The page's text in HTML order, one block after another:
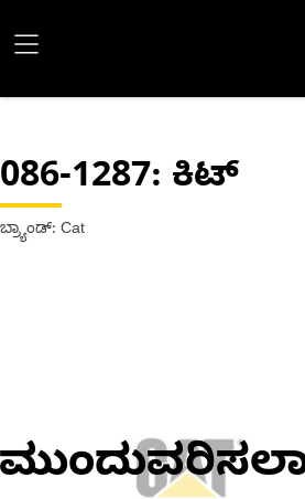
086-1287: ಕಿಟ್
ಬ್ರ್ಯಾಂಡ್: Cat